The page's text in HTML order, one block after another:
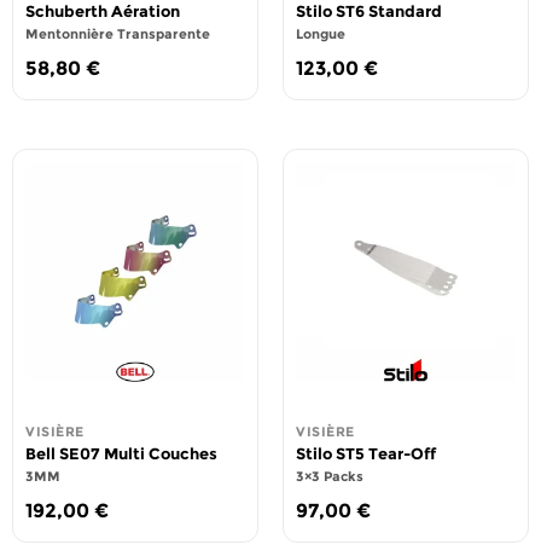
Schuberth Aération
Mentonnière Transparente
58,80 €
Stilo ST6 Standard
Longue
123,00 €
VISIÈRE
Bell SE07 Multi Couches
3MM
192,00 €
VISIÈRE
Stilo ST5 Tear-Off
3×3 Packs
97,00 €